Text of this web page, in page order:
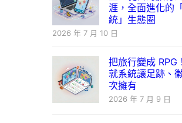
涯，全面進化的
統」生態圈
2026 年 7 月 10 日
把旅行變成 RPG
就系統讓足跡、
次擁有
2026 年 7 月 9 日